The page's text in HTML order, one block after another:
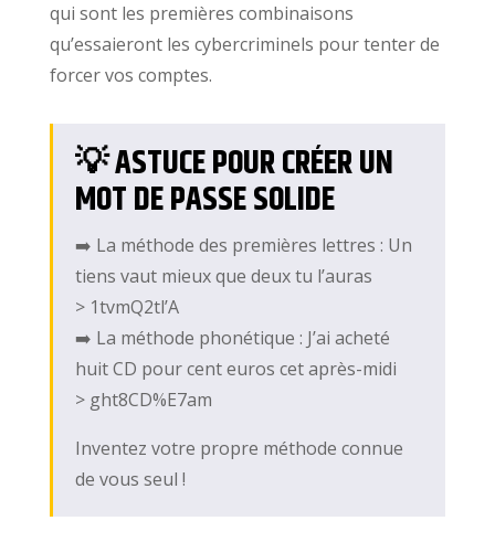
qui sont les premières combinaisons
qu’essaieront les cybercriminels pour tenter de
forcer vos comptes.
💡 ASTUCE POUR CRÉER UN
MOT DE PASSE SOLIDE
➡️ La méthode des premières lettres : Un
tiens vaut mieux que deux tu l’auras
> 1tvmQ2tl’A
➡️ La méthode phonétique : J’ai acheté
huit CD pour cent euros cet après-midi
> ght8CD%E7am
Inventez votre propre méthode connue
de vous seul !